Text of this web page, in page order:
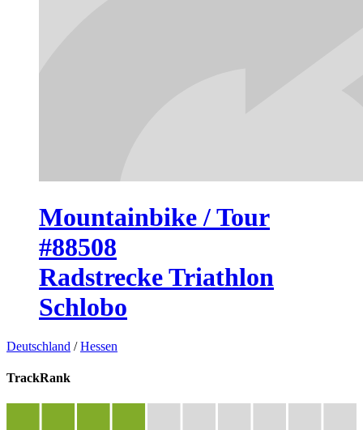
Mountainbike / Tour
#88508
Radstrecke Triathlon
Schlobo
Deutschland /Hessen
TrackRank